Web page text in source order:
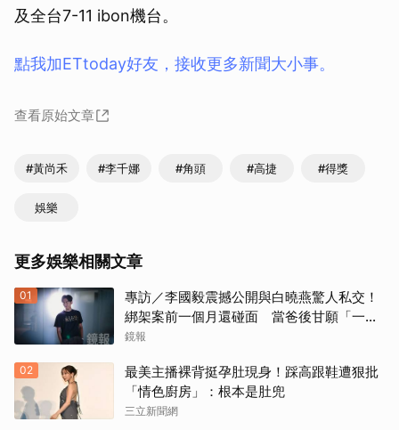
及全台7-11 ibon機台。
點我加ETtoday好友，接收更多新聞大小事。
查看原始文章
#黃尚禾 #李千娜 #角頭 #高捷 #得獎
娛樂
更多娛樂相關文章
01
專訪／李國毅震撼公開與白曉燕驚人私交！
綁架案前一個月還碰面 當爸後甘願「一輩
子」親自接送小孩
鏡報
02
最美主播裸背挺孕肚現身！踩高跟鞋遭狠批
「情色廚房」：根本是肚兜
三立新聞網